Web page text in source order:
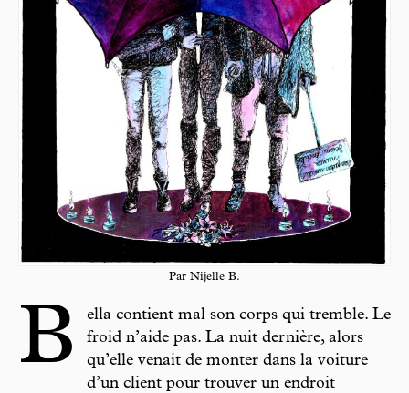
Par Nijelle B.
B
ella contient mal son corps qui tremble. Le
froid n’aide pas. La nuit dernière, alors
qu’elle venait de monter dans la voiture
d’un client pour trouver un endroit